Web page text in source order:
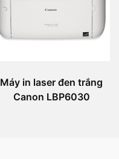
Máy in laser đen trắng
Canon LBP6030